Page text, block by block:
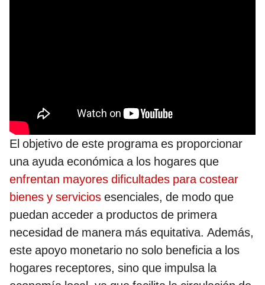
El objetivo de este programa es proporcionar
una ayuda económica a los hogares que
enfrentan mayores dificultades para costear
bienes y servicios esenciales, de modo que
puedan acceder a productos de primera
necesidad de manera más equitativa. Además,
este apoyo monetario no solo beneficia a los
hogares receptores, sino que impulsa la